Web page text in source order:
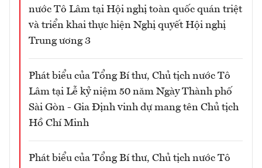
nước Tô Lâm tại Hội nghị toàn quốc quán triệt
và triển khai thực hiện Nghị quyết Hội nghị
Trung ương 3
Phát biểu của Tổng Bí thư, Chủ tịch nước Tô
Lâm tại Lễ kỷ niệm 50 năm Ngày Thành phố
Sài Gòn - Gia Định vinh dự mang tên Chủ tịch
Hồ Chí Minh
Phát biểu của Tổng Bí thư, Chủ tịch nước Tô